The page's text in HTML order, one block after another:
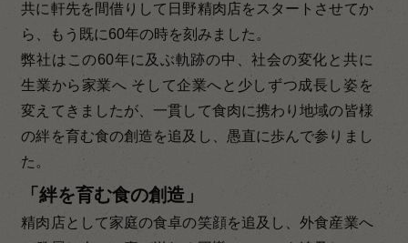
共に軒先を間借りして日野精肉店をスタートさせてか
ら、もう既に60年の時を刻みました。
弊社はこの60年に及ぶ軌跡の中、社会の変化と共に
生業から家業へ そして企業へと少しずつ成長し姿を
変えてきましたが、一貫して食肉に携わり地域の皆様
の絆を育む食の創造を追及し、愚直に歩んで参りまし
た。
「絆を育む食の創造」
精肉店として家庭の食卓の笑顔を追及し、外食産業へ